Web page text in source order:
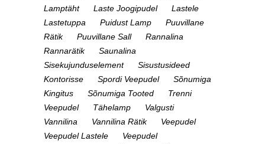
Lamptäht
Laste Joogipudel
Lastele
Lastetuppa
Puidust Lamp
Puuvillane
Rätik
Puuvillane Sall
Rannalina
Rannarätik
Saunalina
Sisekujunduselement
Sisustusideed
Kontorisse
Spordi Veepudel
Sõnumiga
Kingitus
Sõnumiga Tooted
Trenni
Veepudel
Tähelamp
Valgusti
Vannilina
Vannilina Rätik
Veepudel
Veepudel Lastele
Veepudel